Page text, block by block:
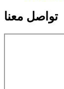
تواصل معنا